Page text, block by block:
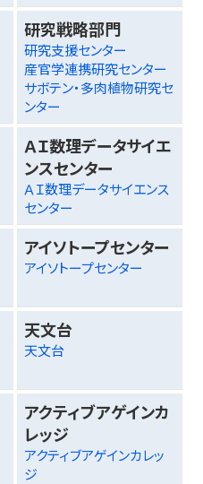
研究戦略部門
研究支援センター
産官学連携研究センター
サボテン・多肉植物研究セ
ンター
ＡＩ数理データサイエ
ンスセンター
ＡＩ数理データサイエンス
センター
アイソトープセンター
アイソトープセンター
天文台
天文台
アクティブアゲインカ
レッジ
アクティブアゲインカレッ
ジ